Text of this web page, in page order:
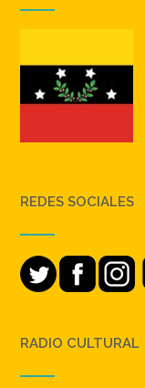
REDES SOCIALES
RADIO CULTURAL